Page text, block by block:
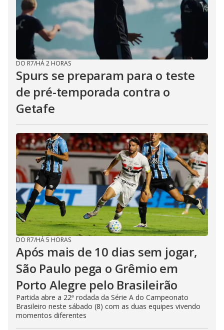
DO R7/HÁ 2 HORAS
Spurs se preparam para o teste
de pré-temporada contra o
Getafe
DO R7/HÁ 5 HORAS
Após mais de 10 dias sem jogar,
São Paulo pega o Grêmio em
Porto Alegre pelo Brasileirão
Partida abre a 22ª rodada da Série A do Campeonato
Brasileiro neste sábado (8) com as duas equipes vivendo
momentos diferentes